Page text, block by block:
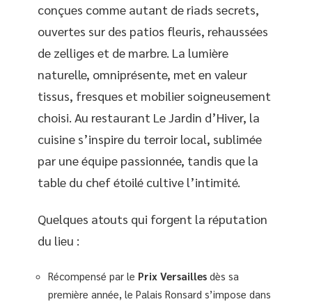
conçues comme autant de riads secrets,
ouvertes sur des patios fleuris, rehaussées
de zelliges et de marbre. La lumière
naturelle, omniprésente, met en valeur
tissus, fresques et mobilier soigneusement
choisi. Au restaurant Le Jardin d’Hiver, la
cuisine s’inspire du terroir local, sublimée
par une équipe passionnée, tandis que la
table du chef étoilé cultive l’intimité.
Quelques atouts qui forgent la réputation
du lieu :
Récompensé par le Prix Versailles dès sa
première année, le Palais Ronsard s’impose dans